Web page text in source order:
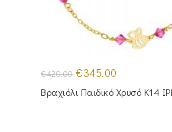
€420.00 Original
price
was:
€420.00.
€345.00
τιμή
είναι:
Βραχιόλι Παιδικό Χρυσό Κ14